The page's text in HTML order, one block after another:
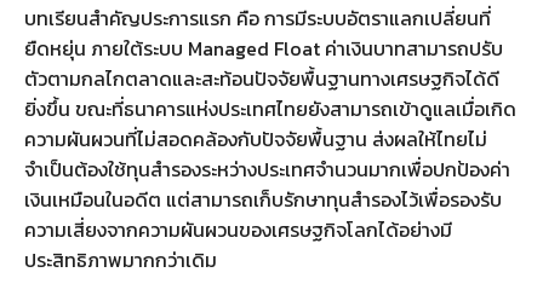
บทเรียนสำคัญประการแรก คือ การมีระบบอัตราแลกเปลี่ยนที่
ยืดหยุ่น ภายใต้ระบบ Managed Float ค่าเงินบาทสามารถปรับ
ตัวตามกลไกตลาดและสะท้อนปัจจัยพื้นฐานทางเศรษฐกิจได้ดี
ยิ่งขึ้น ขณะที่ธนาคารแห่งประเทศไทยยังสามารถเข้าดูแลเมื่อเกิด
ความผันผวนที่ไม่สอดคล้องกับปัจจัยพื้นฐาน ส่งผลให้ไทยไม่
จำเป็นต้องใช้ทุนสำรองระหว่างประเทศจำนวนมากเพื่อปกป้องค่า
เงินเหมือนในอดีต แต่สามารถเก็บรักษาทุนสำรองไว้เพื่อรองรับ
ความเสี่ยงจากความผันผวนของเศรษฐกิจโลกได้อย่างมี
ประสิทธิภาพมากกว่าเดิม